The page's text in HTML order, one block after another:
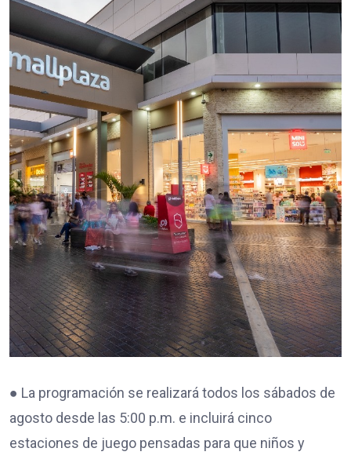
● La programación se realizará todos los sábados de
agosto desde las 5:00 p.m. e incluirá cinco
estaciones de juego pensadas para que niños y